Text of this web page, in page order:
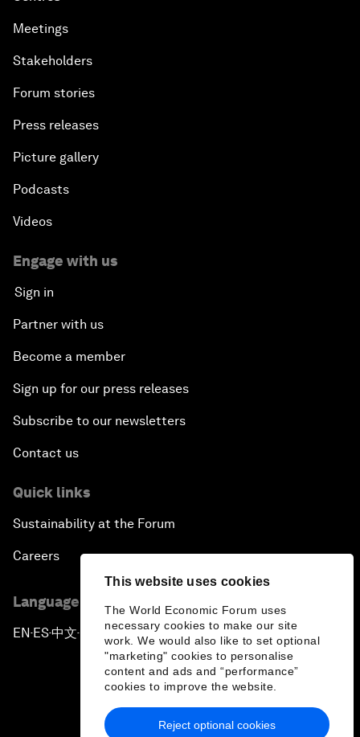
This website uses cookies
The World Economic Forum uses
necessary cookies to make our site
work. We would also like to set optional
"marketing" cookies to personalise
content and ads and “performance”
cookies to improve the website.
Reject optional cookies
Meetings
Stakeholders
Forum stories
Press releases
Picture gallery
Podcasts
Videos
Engage with us
Sign in
Partner with us
Become a member
Sign up for our press releases
Subscribe to our newsletters
Contact us
Quick links
Sustainability at the Forum
Careers
Language editions
EN ▪ES▪中文▪ 日本語